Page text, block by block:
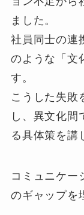
ました。
社員同士の連
のような「文
す。
こうした失敗
し、異文化間
る具体策を講
コミュニケー
のギャップを